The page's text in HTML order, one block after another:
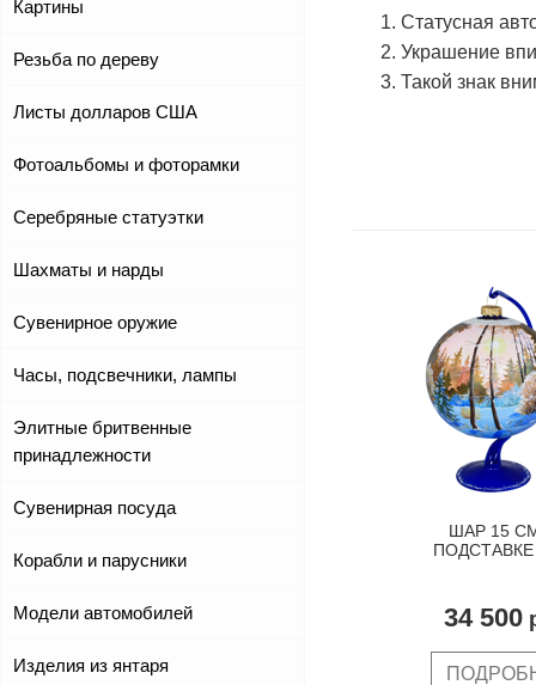
Картины
Резьба по дереву
Листы долларов США
Фотоальбомы и фоторамки
Серебряные статуэтки
Шахматы и нарды
Сувенирное оружие
Часы, подсвечники, лампы
Элитные бритвенные
принадлежности
Сувенирная посуда
Корабли и парусники
Модели автомобилей
Изделия из янтаря
Статусная
Украшение
Такой знак
ШАР 15
ПОДСТАВКЕ
34 500